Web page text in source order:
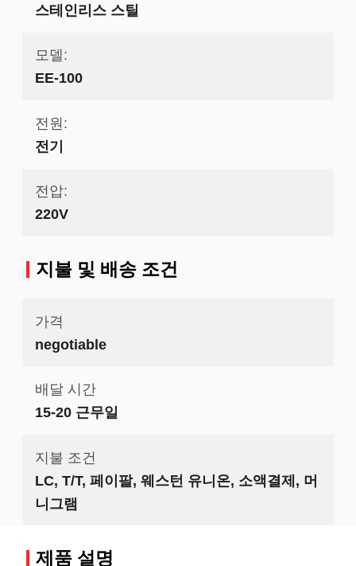
스테인리스 스틸
모델:
EE-100
전원:
전기
전압:
220V
지불 및 배송 조건
가격
negotiable
배달 시간
15-20 근무일
지불 조건
LC, T/T, 페이팔, 웨스턴 유니온, 소액결제, 머
니그램
제품 설명